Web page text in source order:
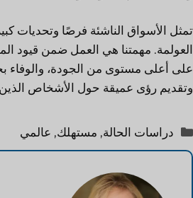
تمثل الأسواق الناشئة فرصًا وتحديات
العولمة. مهمتنا هي العمل ضمن قيود
على أعلى مستوى من الجودة، والوفاء
وتقديم رؤى عميقة حول الأشخاص
التصنيفات
دراسات الحالة, مستهلك, عالمي